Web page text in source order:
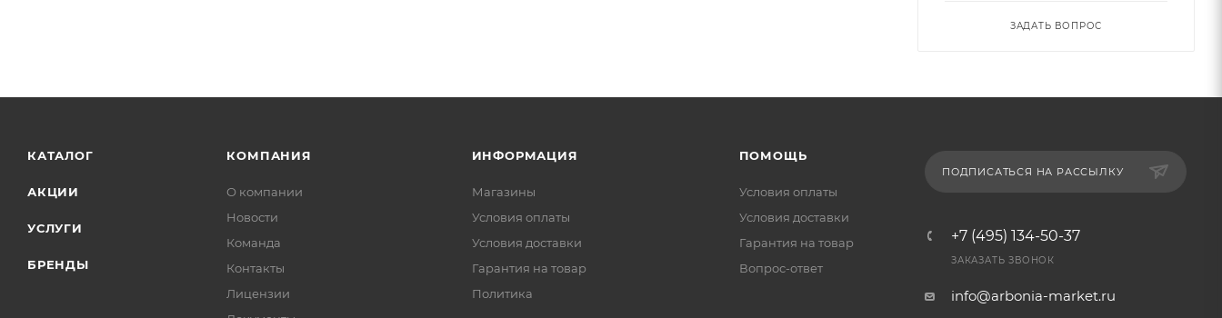
ЗАДАТЬ ВОПРОС
КАТАЛОГ
АКЦИИ
УСЛУГИ
БРЕНДЫ
КОМПАНИЯ
О компании
Новости
Команда
Контакты
Лицензии
ИНФОРМАЦИЯ
Магазины
Условия оплаты
Условия доставки
Гарантия на товар
Политика
ПОМОЩЬ
Условия оплаты
Условия доставки
Гарантия на товар
Вопрос-ответ
ПОДПИСАТЬСЯ НА РАССЫЛКУ
+7 (495) 134-50-37
ЗАКАЗАТЬ ЗВОНОК
info@arbonia-market.ru